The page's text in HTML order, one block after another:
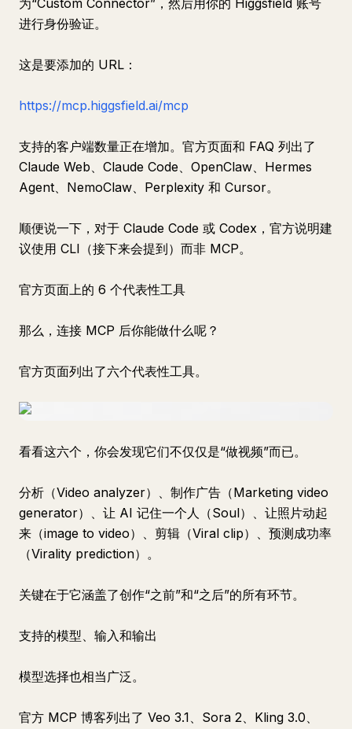
为“Custom Connector”，然后用你的 Higgsfield 账号
进行身份验证。
这是要添加的 URL：
https://mcp.higgsfield.ai/mcp
支持的客户端数量正在增加。官方页面和 FAQ 列出了
Claude Web、Claude Code、OpenClaw、Hermes
Agent、NemoClaw、Perplexity 和 Cursor。
顺便说一下，对于 Claude Code 或 Codex，官方说明建
议使用 CLI（接下来会提到）而非 MCP。
官方页面上的 6 个代表性工具
那么，连接 MCP 后你能做什么呢？
官方页面列出了六个代表性工具。
看看这六个，你会发现它们不仅仅是“做视频”而已。
分析（Video analyzer）、制作广告（Marketing video
generator）、让 AI 记住一个人（Soul）、让照片动起
来（image to video）、剪辑（Viral clip）、预测成功率
（Virality prediction）。
关键在于它涵盖了创作“之前”和“之后”的所有环节。
支持的模型、输入和输出
模型选择也相当广泛。
官方 MCP 博客列出了 Veo 3.1、Sora 2、Kling 3.0、